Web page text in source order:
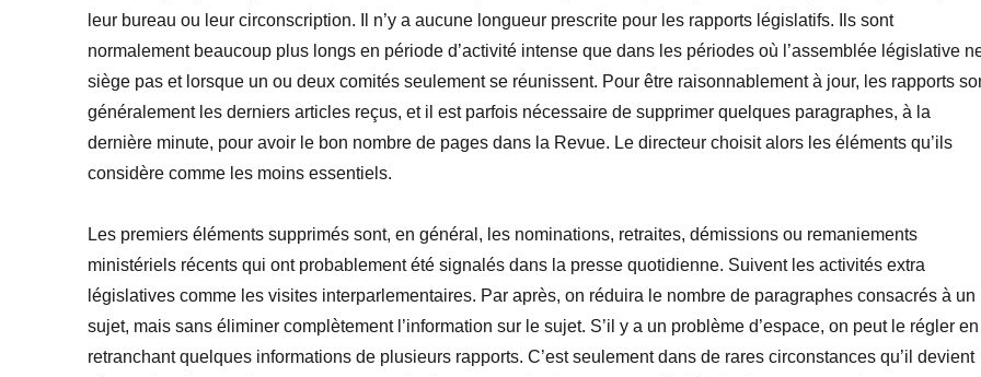
leur bureau ou leur circonscription. Il n’y a aucune longueur prescrite pour les rapports législatifs. Ils sont
normalement beaucoup plus longs en période d’activité intense que dans les périodes où l’assemblée législative
siège pas et lorsque un ou deux comités seulement se réunissent. Pour être raisonnablement à jour, les rapports
généralement les derniers articles reçus, et il est parfois nécessaire de supprimer quelques paragraphes, à la
dernière minute, pour avoir le bon nombre de pages dans la Revue. Le directeur choisit alors les éléments qu’ils
considère comme les moins essentiels.
Les premiers éléments supprimés sont, en général, les nominations, retraites, démissions ou remaniements
ministériels récents qui ont probablement été signalés dans la presse quotidienne. Suivent les activités extra
législatives comme les visites interparlementaires. Par après, on réduira le nombre de paragraphes consacrés à un
sujet, mais sans éliminer complètement l’information sur le sujet. S’il y a un problème d’espace, on peut le régler en
retranchant quelques informations de plusieurs rapports. C’est seulement dans de rares circonstances qu’il devient